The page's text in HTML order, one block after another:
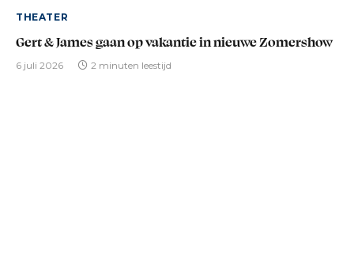
THEATER
Gert & James gaan op vakantie in nieuwe Zomershow
6 juli 2026 2 minuten leestijd